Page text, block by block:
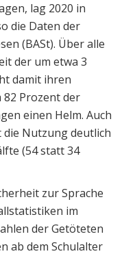
lag 2020 in
die Daten der
(BASt). Über alle
der um etwa 3
damit ihren
82 Prozent der
einen Helm. Auch
die Nutzung deutlich
(54 statt 34
zur Sprache
im
der Getöteten
ab dem Schulalter